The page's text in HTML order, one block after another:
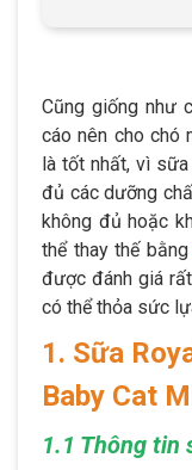
Cũng giống như
cáo nên cho chó
là tốt nhất, vì
đủ các dưỡng
không đủ hoặc
thể thay thế bằng
được đánh giá
có thể thỏa sức
1. Sữa
Baby Cat
1.1 Thông tin